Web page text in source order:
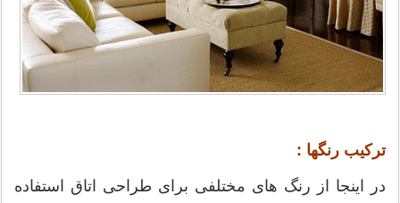
ترکیب رنگها :
در اینجا از رنگ های مختلفی برای طراحی اتاق استفاده